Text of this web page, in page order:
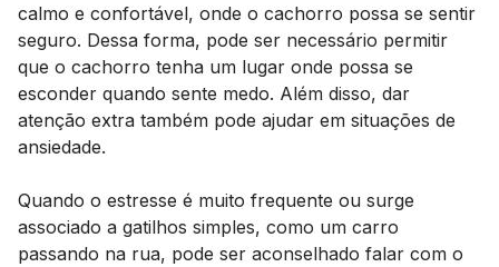
calmo e confortável, onde o cachorro possa se sentir
seguro. Dessa forma, pode ser necessário permitir
que o cachorro tenha um lugar onde possa se
esconder quando sente medo. Além disso, dar
atenção extra também pode ajudar em situações de
ansiedade.
Quando o estresse é muito frequente ou surge
associado a gatilhos simples, como um carro
passando na rua, pode ser aconselhado falar com o